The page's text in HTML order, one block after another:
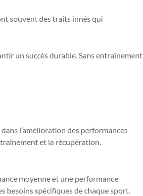
souvent des traits innés qui
un succès durable. Sans entraînement
l’amélioration des performances
et la récupération.
moyenne et une performance
besoins spécifiques de chaque sport.